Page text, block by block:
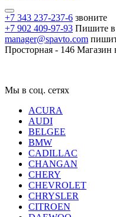
+7 343 237-237-6 звоните
+7 902 409-97-93 Пишите в
manager@spavto.com
Просторная - 146 Магазин
Мы в соц. сетях
ACURA
AUDI
BELGEE
BMW
CADILLAC
CHANGAN
CHERY
CHEVROLET
CHRYSLER
CITROEN